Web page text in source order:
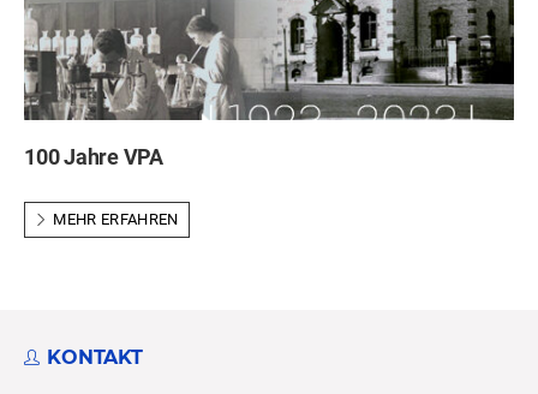
100 Jahre VPA
MEHR ERFAHREN
KONTAKT